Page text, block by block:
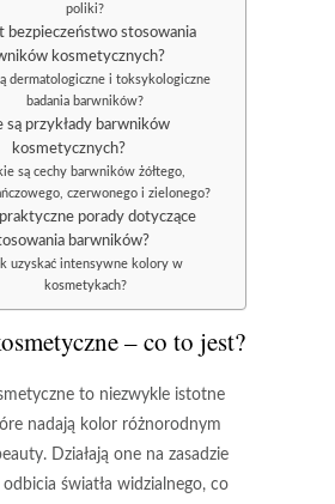
poliki?
bezpieczeństwo stosowania
kosmetycznych?
dermatologiczne i toksykologiczne
badania barwników?
są przykłady barwników
kosmetycznych?
są cechy barwników żółtego,
czerwonego i zielonego?
praktyczne porady dotyczące
barwników?
uzyskać intensywne kolory w
kosmetykach?
– co to jest?
to niezwykle istotne
nadają kolor różnorodnym
Działają one na zasadzie
światła widzialnego, co